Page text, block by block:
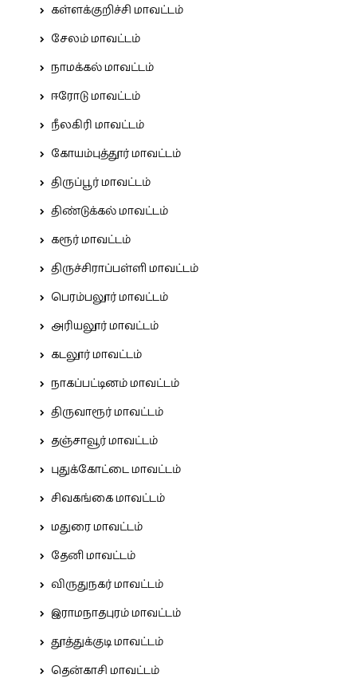
கள்ளக்குறிச்சி மாவட்டம்
சேலம் மாவட்டம்
நாமக்கல் மாவட்டம்
ஈரோடு மாவட்டம்
நீலகிரி மாவட்டம்
கோயம்புத்தூர் மாவட்டம்
திருப்பூர் மாவட்டம்
திண்டுக்கல் மாவட்டம்
கரூர் மாவட்டம்
திருச்சிராப்பள்ளி மாவட்டம்
பெரம்பலூர் மாவட்டம்
அரியலூர் மாவட்டம்
கடலூர் மாவட்டம்
நாகப்பட்டினம் மாவட்டம்
திருவாரூர் மாவட்டம்
தஞ்சாவூர் மாவட்டம்
புதுக்கோட்டை மாவட்டம்
சிவகங்கை மாவட்டம்
மதுரை மாவட்டம்
தேனி மாவட்டம்
விருதுநகர் மாவட்டம்
இராமநாதபுரம் மாவட்டம்
தூத்துக்குடி மாவட்டம்
தென்காசி மாவட்டம்